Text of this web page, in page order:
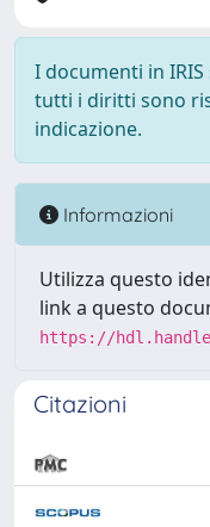
I documenti in
tutti i diritti sono
indicazione.
Informazioni
Utilizza questo
link a questo
https://
Citazioni